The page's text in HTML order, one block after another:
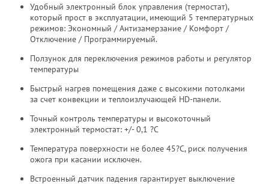
Удобный электронный блок управления (термостат),
который прост в эксплуатации, имеющий 5 температурных
режимов: Экономный / Антизамерзание / Комфорт /
Отключение / Программируемый.
Ползунок для переключения режимов работы и регулятор
температуры
Быстрый нагрев помещения даже с высокими потолками
за счет конвекции и теплоизлучающей HD-панели.
Точный контроль температуры и высокоточный
электронный термостат: +/- 0,1 ?С
Температура поверхности не более 45?С, риск получения
ожога при касании исключен.
Встроенный датчик падения гарантирует выключение